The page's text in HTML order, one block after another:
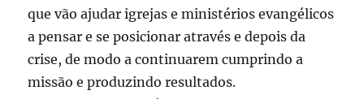
que vão ajudar igrejas e ministérios evangélicos
a pensar e se posicionar através e depois da
crise, de modo a continuarem cumprindo a
missão e produzindo resultados.